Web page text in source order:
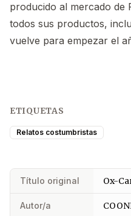
producido al mercado de
todos sus productos,
vuelve para empezar el
ETIQUETAS
Relatos costumbristas
Título original Ox-
Autor/a